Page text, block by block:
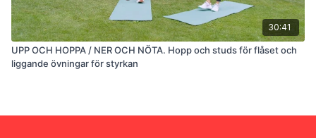
30:41
UPP OCH HOPPA / NER OCH NÖTA. Hopp och studs för flåset och
liggande övningar för styrkan